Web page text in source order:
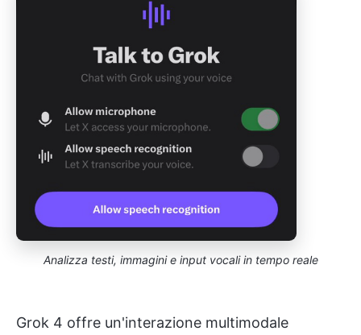
Analizza testi, immagini e input vocali in tempo reale
Grok 4 offre un'interazione multimodale